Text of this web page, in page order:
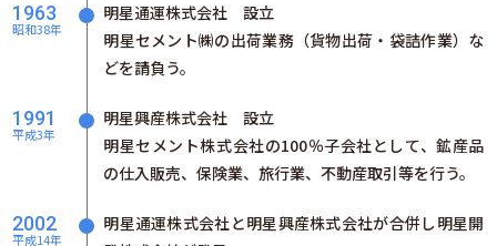
1963
昭和38年
明星通運株式会社 設立
明星セメント㈱の出荷業務（貨物出荷・袋詰作業）な
どを請負う。
1991
平成3年
明星興産株式会社 設立
明星セメント株式会社の100％子会社として、鉱産品
の仕入販売、保険業、旅行業、不動産取引等を行う。
2002
平成14年
明星通運株式会社と明星興産株式会社が合併し明星開